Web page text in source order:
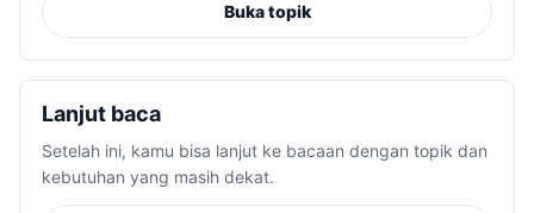
Buka topik
Lanjut baca
Setelah ini, kamu bisa lanjut ke bacaan dengan topik dan
kebutuhan yang masih dekat.